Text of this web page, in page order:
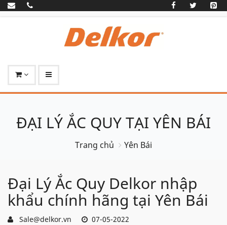
ĐẠI LÝ ẮC QUY TẠI YÊN BÁI
Trang chủ Yên Bái
Đại Lý Ắc Quy Delkor nhập
khẩu chính hãng tại Yên Bái
Sale@delkor.vn 07-05-2022